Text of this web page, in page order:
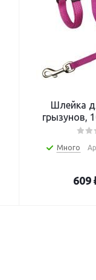
Шлейка
грызунов,
Много
609